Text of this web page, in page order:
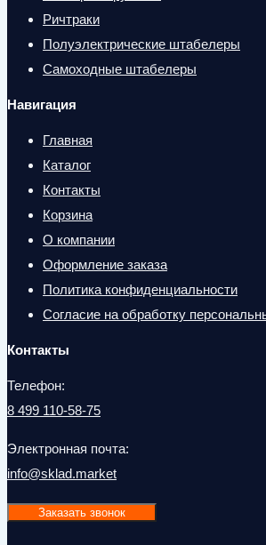
Ричтраки
Полуэлектрические штабелеры
Самоходные штабелеры
Навигация
Главная
Каталог
Контакты
Корзина
О компании
Оформление заказа
Политика конфиденциальности
Согласие на обработку
Контакты
Телефон:
8 499 110-58-75
Электронная почта:
info@sklad.market
Заказать звонок